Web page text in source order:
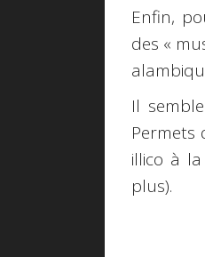
Enfin,
des «
Il
Permets
illico à
plus).